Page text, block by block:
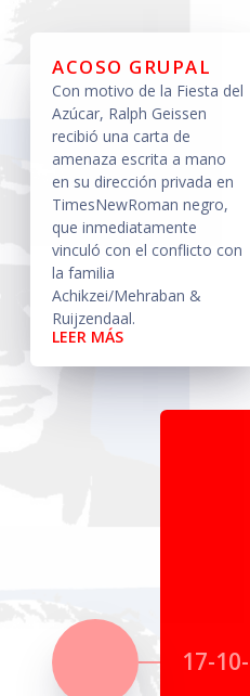
ACOSO GRUPAL
Con motivo de la Fiesta del
Azúcar, Ralph Geissen
recibió una carta de
amenaza escrita a mano
en su dirección privada en
TimesNewRoman negro,
que inmediatamente
vinculó con el conflicto con
la familia
Achikzei/Mehraban &
Ruijzendaal.
LEER MÁS
17-